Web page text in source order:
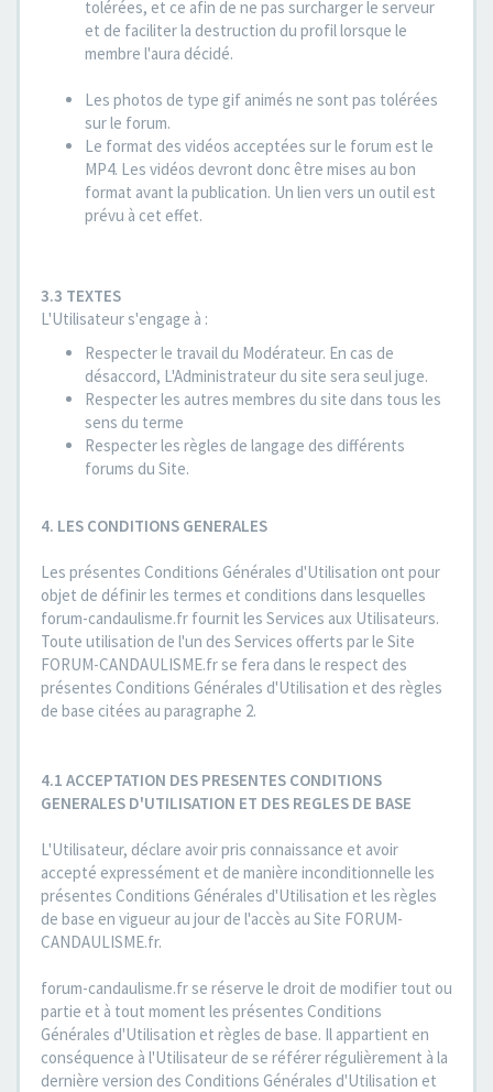
tolérées, et ce afin de ne pas surcharger le serveur
et de faciliter la destruction du profil lorsque le
membre l'aura décidé.
Les photos de type gif animés ne sont pas tolérées
sur le forum.
Le format des vidéos acceptées sur le forum est le
MP4. Les vidéos devront donc être mises au bon
format avant la publication. Un lien vers un outil est
prévu à cet effet.
3.3 TEXTES
L'Utilisateur s'engage à :
Respecter le travail du Modérateur. En cas de
désaccord, L'Administrateur du site sera seul juge.
Respecter les autres membres du site dans tous les
sens du terme
Respecter les règles de langage des différents
forums du Site.
4. LES CONDITIONS GENERALES
Les présentes Conditions Générales d'Utilisation ont pour
objet de définir les termes et conditions dans lesquelles
forum-candaulisme.fr fournit les Services aux Utilisateurs.
Toute utilisation de l'un des Services offerts par le Site
FORUM-CANDAULISME.fr se fera dans le respect des
présentes Conditions Générales d'Utilisation et des règles
de base citées au paragraphe 2.
4.1 ACCEPTATION DES PRESENTES CONDITIONS
GENERALES D'UTILISATION ET DES REGLES DE BASE
L'Utilisateur, déclare avoir pris connaissance et avoir
accepté expressément et de manière inconditionnelle les
présentes Conditions Générales d'Utilisation et les règles
de base en vigueur au jour de l'accès au Site FORUM-
CANDAULISME.fr.
forum-candaulisme.fr se réserve le droit de modifier tout ou
partie et à tout moment les présentes Conditions
Générales d'Utilisation et règles de base. Il appartient en
conséquence à l'Utilisateur de se référer régulièrement à la
dernière version des Conditions Générales d'Utilisation et